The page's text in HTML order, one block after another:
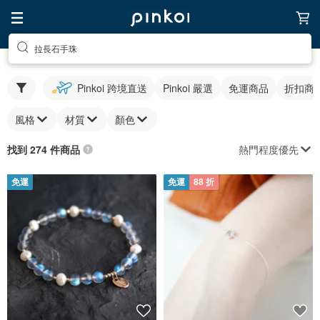
拉長石手珠
Pinkoi 跨境直送 Pinkoi 嚴選 免運商品 折扣商
風格 材質 顏色
找到 274 件商品 熱門程度優先
免運 免運 88 折